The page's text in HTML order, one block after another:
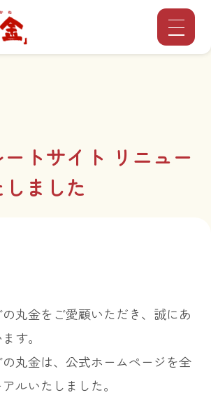
トサイト リニュー
ました
丸金をご愛顧いただき、誠にあ
す。
丸金は、公式ホームページを全
ルいたしました。